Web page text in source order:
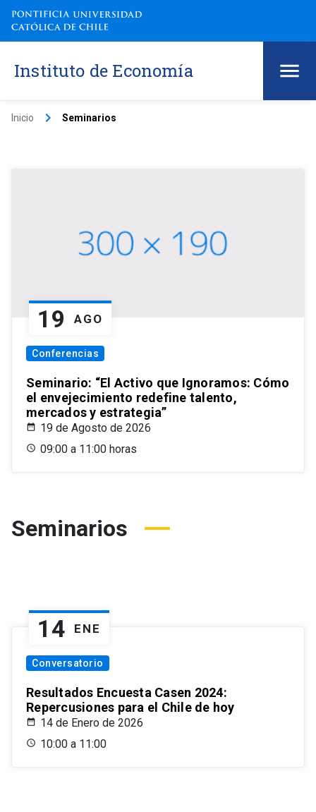
Instituto de Economía
Inicio keyboard_arrow_right Seminarios
19 AGO
Conferencias
Seminario: “El Activo que Ignoramos: Cómo
el envejecimiento redefine talento,
mercados y estrategia”
19 de Agosto de 2026
09:00 a 11:00 horas
Seminarios
14 ENE
Conversatorio
Resultados Encuesta Casen 2024:
Repercusiones para el Chile de hoy
14 de Enero de 2026
10:00 a 11:00